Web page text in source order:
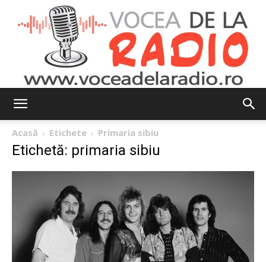
la
Acasă Etichete Primaria sibiu
Etichetă: primaria sibiu